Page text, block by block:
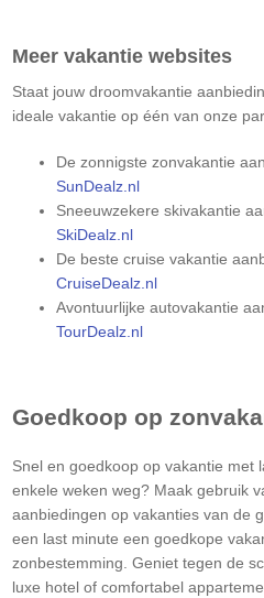
Meer vakantie websites
Staat jouw droomvakantie
ideale vakantie op één van onze
De zonnigste zonvakantie
SunDealz.nl
Sneeuwzekere skivakantie
SkiDealz.nl
De beste cruise vakantie
CruiseDealz.nl
Avontuurlijke autovakantie
TourDealz.nl
Goedkoop op
Snel en goedkoop op vakantie met
enkele weken weg? Maak gebruik
aanbiedingen op vakanties van de
een last minute een goedkope
zonbestemming. Geniet tegen de
luxe hotel of comfortabel